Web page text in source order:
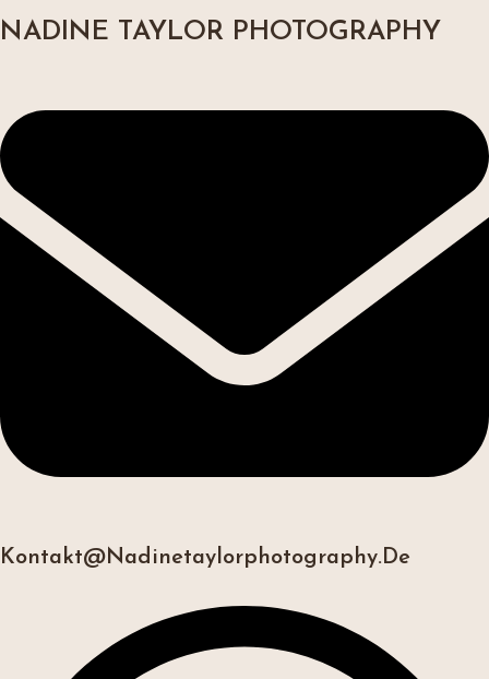
NADINE TAYLOR PHOTOGRAPHY
Kontakt@nadinetaylorphotography.de